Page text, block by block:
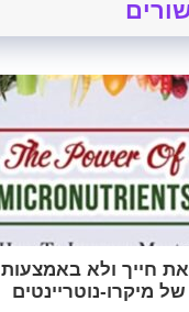
חייך ולא באמצעות
מיקרו-נוטריינטים